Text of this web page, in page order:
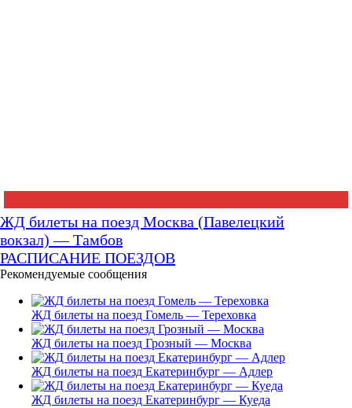
ЖД билеты на поезд Москва (Павелецкий
вокзал) — Тамбов
РАСПИСАНИЕ ПОЕЗДОВ
Рекомендуемые сообщения
ЖД билеты на поезд Гомель — Тереховка
ЖД билеты на поезд Грозный — Москва
ЖД билеты на поезд Екатеринбург — Адлер
ЖД билеты на поезд Екатеринбург — Куеда